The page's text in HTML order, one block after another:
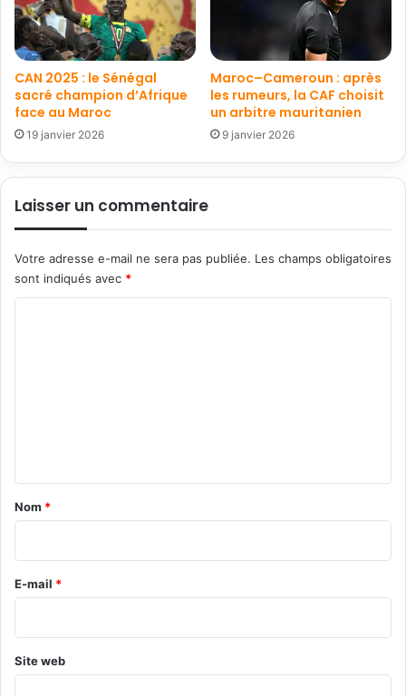
CAN 2025 : le Sénégal
sacré champion d’Afrique
face au Maroc
19 janvier 2026
Maroc–Cameroun : après
les rumeurs, la CAF choisit
un arbitre mauritanien
9 janvier 2026
Laisser un commentaire
Votre adresse e-mail ne sera pas publiée. Les champs obligatoires
sont indiqués avec *
a
r
e
Nom *
E-mail *
Site web